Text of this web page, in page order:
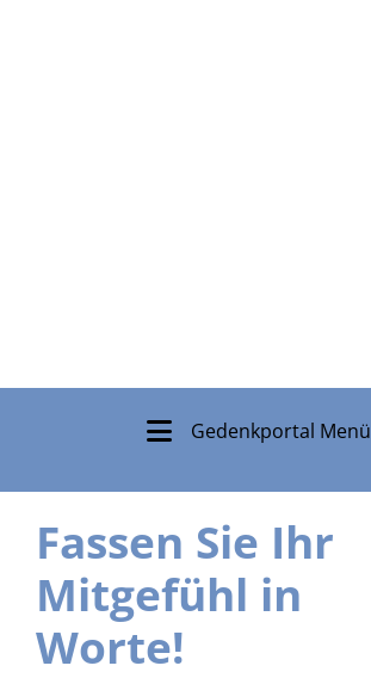
Gedenkportal Menü
Fassen Sie Ihr
Mitgefühl in
Worte!